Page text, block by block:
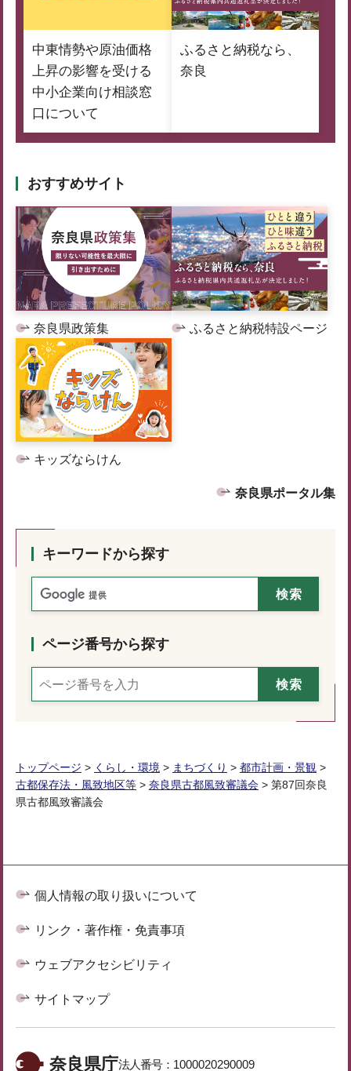
中東情勢や原油価格
上昇の影響を受ける
中小企業向け相談窓
口について
ふるさと納税なら、
奈良
おすすめサイト
奈良県政策集 ふるさと納税特設ページ
キッズならけん
奈良県ポータル集
キーワードから探す
ページ番号から探す
トップページ > くらし・環境 > まちづくり > 都市計画・景観 >
古都保存法・風致地区等 > 奈良県古都風致審議会 > 第87回奈良
県古都風致審議会
個人情報の取り扱いについて
リンク・著作権・免責事項
ウェブアクセシビリティ
サイトマップ
奈良県庁法人番号： 1000020290009